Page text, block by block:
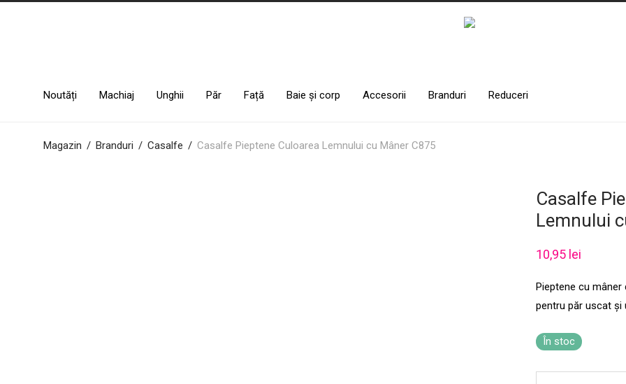
Noutăți Machiaj Unghii Păr Față Baie și corp Accesorii Branduri Reduceri
Magazin / Branduri / Casalfe / Casalfe Pieptene Culoarea Lemnului cu Mâner C875
Casalfe
Lemnului
10,95 lei
Pieptene cu
pentru păr uscat și
În stoc